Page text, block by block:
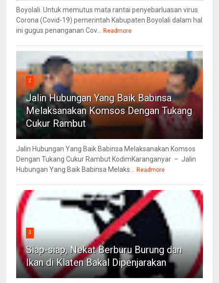
Boyolali. Untuk memutus mata rantai penyebarluasan virus
Corona (Covid-19) pemerintah Kabupaten Boyolali dalam hal
ini gugus penanganan Cov...
Readmore
2
Jalin Hubungan Yang Baik Babinsa
Melaksanakan Komsos Dengan Tukang
Cukur Rambut
Jalin Hubungan Yang Baik Babinsa Melaksanakan Komsos
Dengan Tukang Cukur Rambut KodimKaranganyar – Jalin
Hubungan Yang Baik Babinsa Melaks...
Readmore
3
Siap-siap, Nekat Berburu Burung dan
Ikan di Klaten Bakal Dipenjarakan